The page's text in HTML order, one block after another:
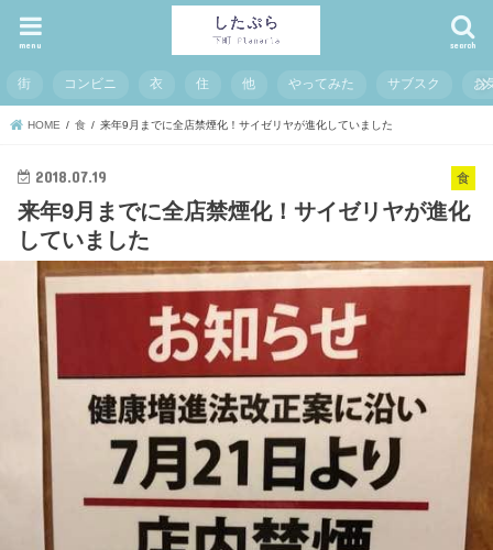
search
menu
街 コンビニ 衣 住 他 やってみた サブスク お
HOME 食 来年9月までに全店禁煙化！サイゼリヤが進化していました
食
2018.07.19
来年9月までに全店禁煙化！サイゼリヤが進化
していました